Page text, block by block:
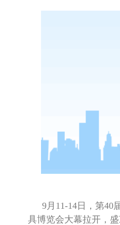
9月 11-14 日，第40
具博览会大幕拉开，